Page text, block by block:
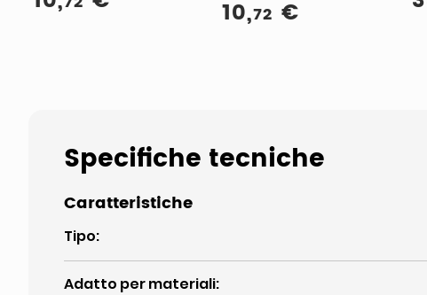
Bocchetta
10,72 €
Specifiche tecniche
Caratteristiche
Tipo:
Adatto per materiali: